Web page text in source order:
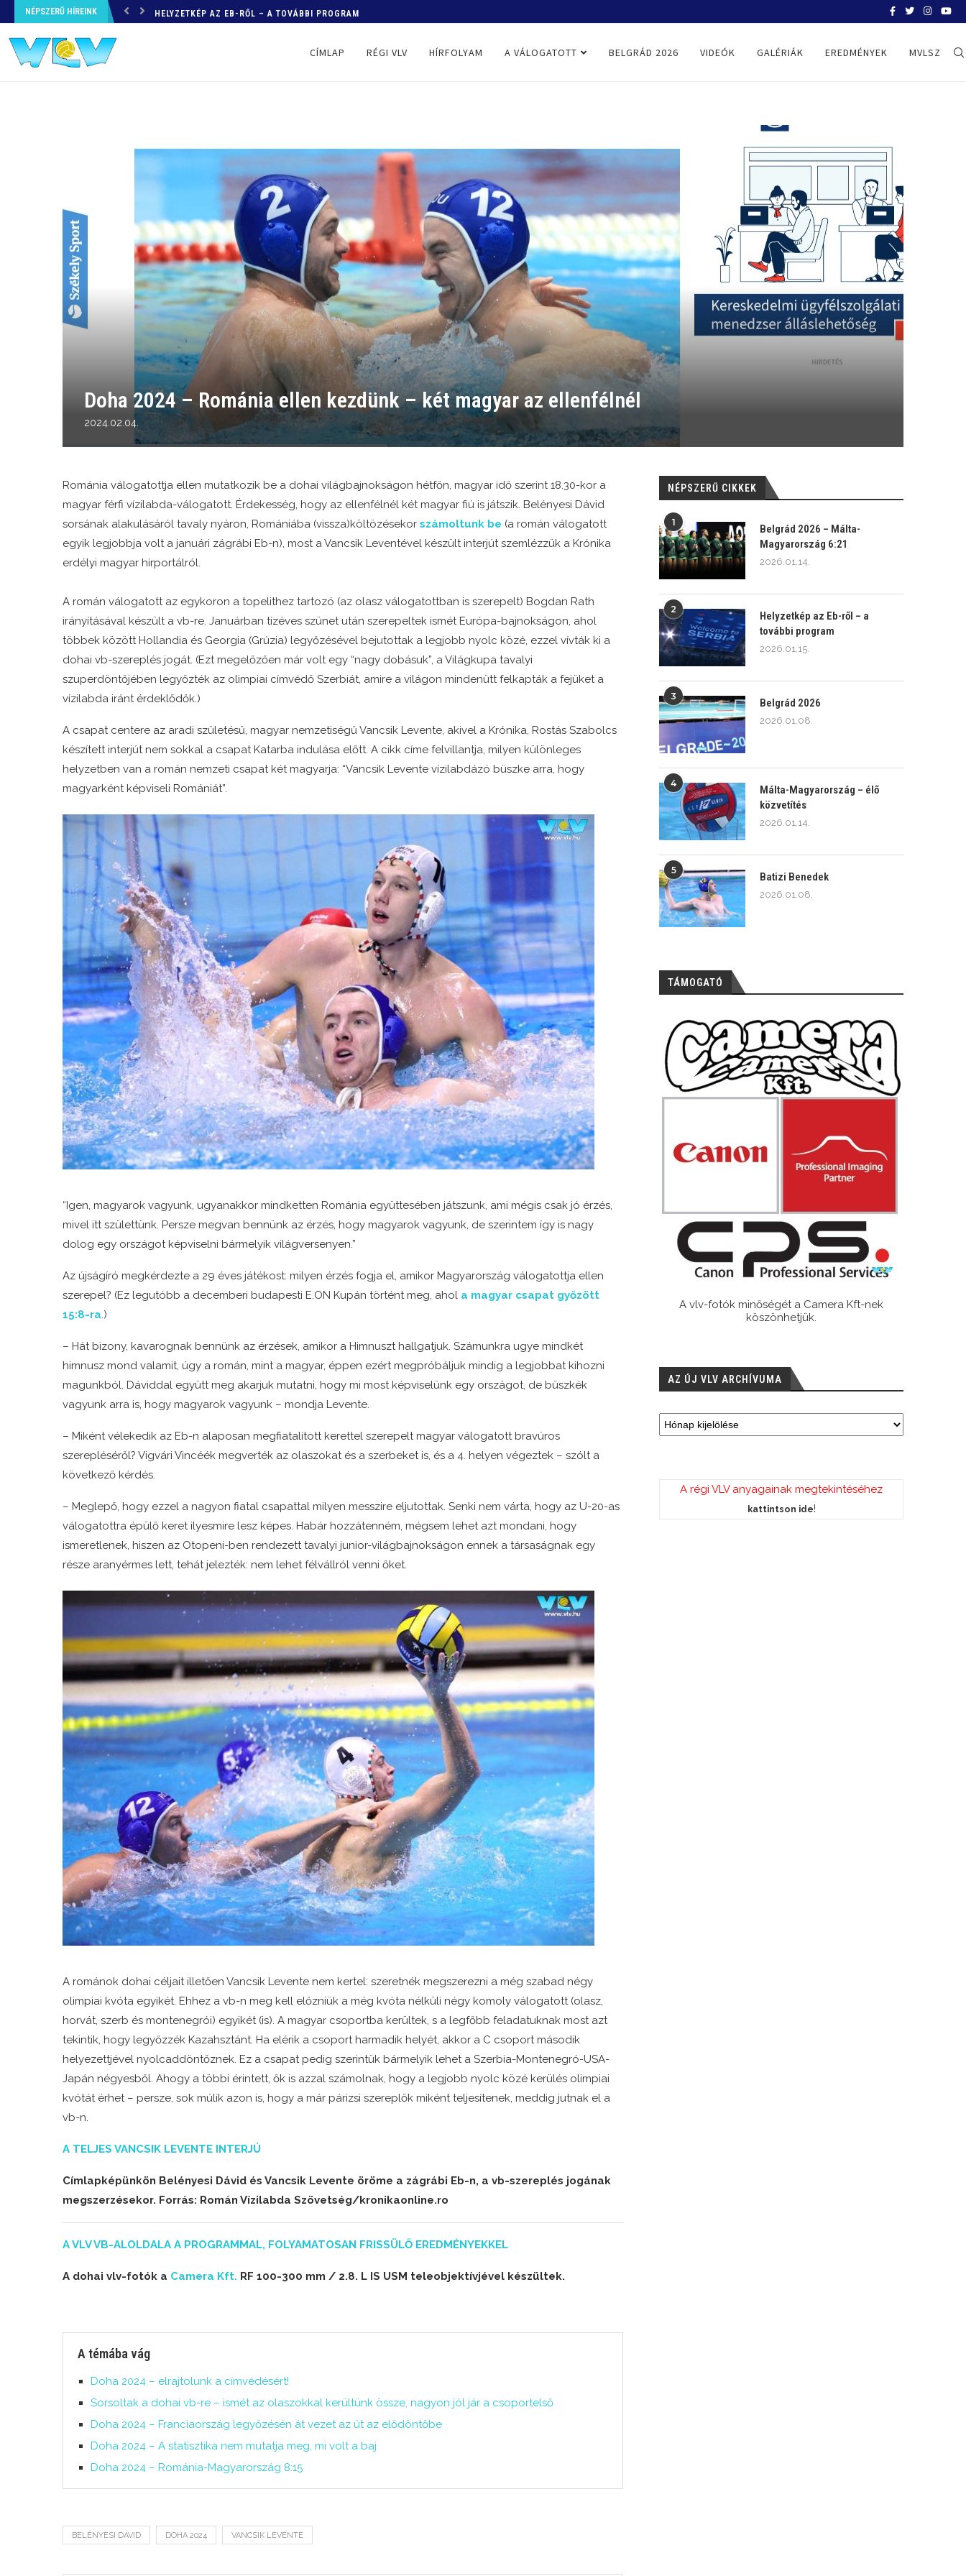
NÉPSZERŰ HÍREINK HELYZETKÉP AZ EB-RŐL – A TOVÁBBI PROGRAM
CÍMLAP RÉGI VLV HÍRFOLYAM A VÁLOGATOTT BELGRÁD 2026 VIDEÓK GALÉRIÁK EREDMÉNYEK MVLSZ
Doha 2024 – Románia ellen kezdünk – két magyar az ellenfélnél
2024.02.04.
Románia válogatottja ellen mutatkozik be a dohai világbajnokságon hétfőn, magyar idő szerint 18.30-kor a
magyar férfi vízilabda-válogatott. Érdekesség, hogy az ellenfélnél két magyar fiú is játszik. Belényesi Dávid
sorsának alakulásáról tavaly nyáron, Romániába (vissza)költözésekor számoltunk be (a román válogatott
egyik legjobbja volt a januári zágrábi Eb-n), most a Vancsik Leventével készült interjút szemlézzük a Krónika
erdélyi magyar hírportálról.
A román válogatott az egykoron a topelithez tartozó (az olasz válogatottban is szerepelt) Bogdan Rath
irányításával készült a vb-re. Januárban tízéves szünet után szerepeltek ismét Európa-bajnokságon, ahol
többek között Hollandia és Georgia (Grúzia) legyőzésével bejutottak a legjobb nyolc közé, ezzel vívták ki a
dohai vb-szereplés jogát. (Ezt megelőzően már volt egy “nagy dobásuk”, a Világkupa tavalyi
szuperdöntőjében legyőzték az olimpiai címvédő Szerbiát, amire a világon mindenütt felkapták a fejüket a
vízilabda iránt érdeklődők.)
A csapat centere az aradi születésű, magyar nemzetiségű Vancsik Levente, akivel a Krónika, Rostás Szabolcs
készített interjút nem sokkal a csapat Katarba indulása előtt. A cikk címe felvillantja, milyen különleges
helyzetben van a román nemzeti csapat két magyarja: “Vancsik Levente vízilabdázó büszke arra, hogy
magyarként képviseli Romániát”.
“Igen, magyarok vagyunk, ugyanakkor mindketten Románia együttesében játszunk, ami mégis csak jó érzés,
mivel itt születtünk. Persze megvan bennünk az érzés, hogy magyarok vagyunk, de szerintem így is nagy
dolog egy országot képviselni bármelyik világversenyen.”
Az újságíró megkérdezte a 29 éves játékost: milyen érzés fogja el, amikor Magyarország válogatottja ellen
szerepel? (Ez legutóbb a decemberi budapesti E.ON Kupán történt meg, ahol a magyar csapat győzött
15:8-ra.)
– Hát bizony, kavarognak bennünk az érzések, amikor a Himnuszt hallgatjuk. Számunkra ugye mindkét
himnusz mond valamit, úgy a román, mint a magyar, éppen ezért megpróbáljuk mindig a legjobbat kihozni
magunkból. Dáviddal együtt meg akarjuk mutatni, hogy mi most képviselünk egy országot, de büszkék
vagyunk arra is, hogy magyarok vagyunk – mondja Levente.
– Miként vélekedik az Eb-n alaposan megfiatalított kerettel szerepelt magyar válogatott bravúros
szerepléséről? Vigvári Vincéék megverték az olaszokat és a szerbeket is, és a 4. helyen végeztek – szólt a
következő kérdés.
– Meglepő, hogy ezzel a nagyon fiatal csapattal milyen messzire eljutottak. Senki nem várta, hogy az U-20-as
válogatottra épülő keret ilyesmire lesz képes. Habár hozzátenném, mégsem lehet azt mondani, hogy
ismeretlenek, hiszen az Otopeni-ben rendezett tavalyi junior-világbajnokságon ennek a társaságnak egy
része aranyérmes lett, tehát jelezték: nem lehet félvállról venni őket.
A románok dohai céljait illetően Vancsik Levente nem kertel: szeretnék megszerezni a még szabad négy
olimpiai kvóta egyikét. Ehhez a vb-n meg kell előzniük a még kvóta nélküli négy komoly válogatott (olasz,
horvát, szerb és montenegrói) egyikét (is). A magyar csoportba kerültek, s a legfőbb feladatuknak most azt
tekintik, hogy legyőzzék Kazahsztánt. Ha elérik a csoport harmadik helyét, akkor a C csoport második
helyezettjével nyolcaddöntőznek. Ez a csapat pedig szerintük bármelyik lehet a Szerbia-Montenegró-USA-
Japán négyesből. Ahogy a többi érintett, ők is azzal számolnak, hogy a legjobb nyolc közé kerülés olimpiai
kvótát érhet – persze, sok múlik azon is, hogy a már párizsi szereplők miként teljesítenek, meddig jutnak el a
vb-n.
A TELJES VANCSIK LEVENTE INTERJÚ
Címlapképünkön Belényesi Dávid és Vancsik Levente öröme a zágrábi Eb-n, a vb-szereplés jogának
megszerzésekor. Forrás: Román Vízilabda Szövetség/kronikaonline.ro
A VLV VB-ALOLDALA A PROGRAMMAL, FOLYAMATOSAN FRISSÜLŐ EREDMÉNYEKKEL
A dohai vlv-fotók a Camera Kft. RF 100-300 mm / 2.8. L IS USM teleobjektívjével készültek.
A témába vág
Doha 2024 – elrajtolunk a címvédésért!
Sorsoltak a dohai vb-re – ismét az olaszokkal kerültünk össze, nagyon jól jár a csoportelső
Doha 2024 – Franciaország legyőzésén át vezet az út az elődöntőbe
Doha 2024 – A statisztika nem mutatja meg, mi volt a baj
Doha 2024 – Románia-Magyarország 8:15
BELÉNYESI DÁVID DOHA 2024 VANCSIK LEVENTE
NÉPSZERŰ CIKKEK
1
Belgrád 2026 – Málta-
Magyarország 6:21
2026.01.14.
2
Helyzetkép az Eb-ről – a
további program
2026.01.15.
3
Belgrád 2026
2026.01.08.
4
Málta-Magyarország – élő
közvetítés
2026.01.14.
5
Batizi Benedek
2026.01.08.
TÁMOGATÓ
A vlv-fotók minőségét a Camera Kft-nek
köszönhetjük.
AZ ÚJ VLV ARCHÍVUMA
A régi VLV anyagainak megtekintéséhez
kattintson ide!